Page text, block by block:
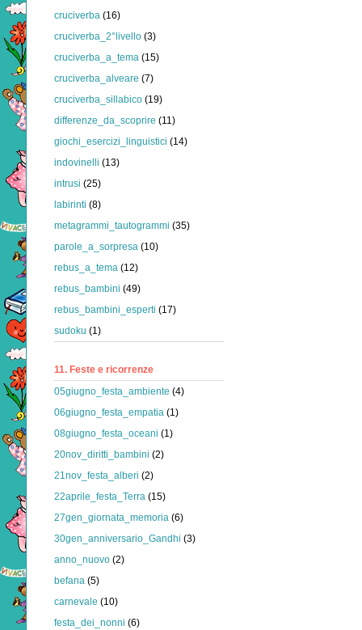
cruciverba (16)
cruciverba_2°livello (3)
cruciverba_a_tema (15)
cruciverba_alveare (7)
cruciverba_sillabico (19)
differenze_da_scoprire (11)
giochi_esercizi_linguistici (14)
indovinelli (13)
intrusi (25)
labirinti (8)
metagrammi_tautogrammi (35)
parole_a_sorpresa (10)
rebus_a_tema (12)
rebus_bambini (49)
rebus_bambini_esperti (17)
sudoku (1)
11. Feste e ricorrenze
05giugno_festa_ambiente (4)
06giugno_festa_empatia (1)
08giugno_festa_oceani (1)
20nov_diritti_bambini (2)
21nov_festa_alberi (2)
22aprile_festa_Terra (15)
27gen_giornata_memoria (6)
30gen_anniversario_Gandhi (3)
anno_nuovo (2)
befana (5)
carnevale (10)
festa_dei_nonni (6)